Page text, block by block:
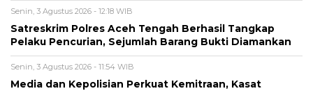
Senin, 3 Agustus 2026 - 12:18 WIB
Satreskrim Polres Aceh Tengah Berhasil Tangkap
Pelaku Pencurian, Sejumlah Barang Bukti Diamankan
Senin, 3 Agustus 2026 - 11:54 WIB
Media dan Kepolisian Perkuat Kemitraan, Kasat